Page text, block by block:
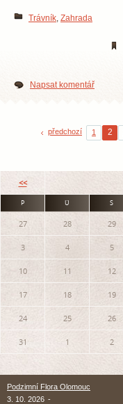
Trávník, Zahrada
Napsat komentář
předchozí 1 2
<<
P Ú S
27 28 29
3 4 5
10 11 12
17 18 19
24 25 26
31 1 2
Podzimní Flora Olomouc
3. 10. 2026 -